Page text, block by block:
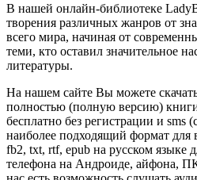
В нашей онлайн-библиотеке
творения различных жанров от
всего мира, начиная от
теми, кто оставил значительное
литературы.
На нашем сайте Вы можете
полностью (полную версию)
бесплатно без регистрации и
наиболее подходящий формат для
fb2, txt, rtf, epub на русском языке
телефона на Андроиде, айфона,